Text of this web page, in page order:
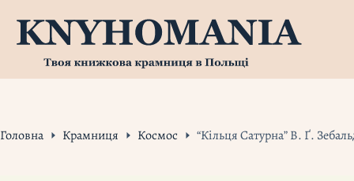
вмісту
Головна Крамниця Космос “Кільця Сатурна” В. Ґ.